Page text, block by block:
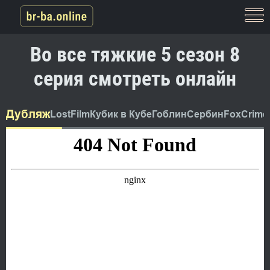
Во все тяжкие 5 сезон 8
серия смотреть онлайн
ДубляжLostFilmКубик в КубеГоблинСербин FoxCrime